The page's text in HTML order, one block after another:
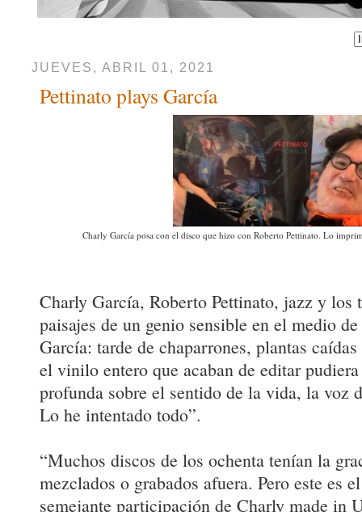
JUEVES, ABRIL 01, 2021
Pettinato plays García
Charly García posa con el disco que hizo con Roberto Pettinato. Lo
Charly García, Roberto Pettinato, jazz y los
paisajes de un genio sensible en el medio
García: tarde de chaparrones, plantas
el vinilo entero que acaban de editar
profunda sobre el sentido de la vida, la voz
Lo he intentado todo”.
“Muchos discos de los ochenta tenían la
mezclados o grabados afuera. Pero este es
semejante participación de Charly made in